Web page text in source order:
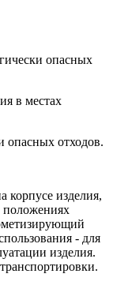
опасных
в местах
опасных отходов.
корпусе изделия,
положениях
- для
изделия.